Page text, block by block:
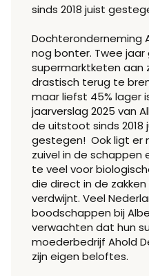
sinds 2018 juist
Dochteronderneming
nog bonter. Twee
supermarktketen aan
drastisch terug te
maar liefst 45% lager
jaarverslag 2025 van
de uitstoot sinds 2018
gestegen! Ook ligt er
zuivel in de schappen
te veel voor
die direct in de
verdwijnt. Veel
boodschappen bij
verwachten dat hun
moederbedrijf Ahold
zijn eigen beloftes.